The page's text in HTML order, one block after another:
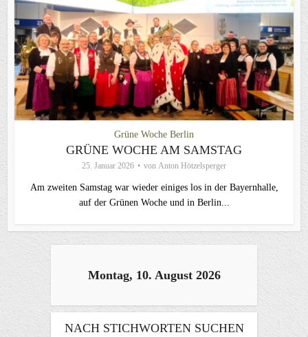
Grüne Woche Berlin
GRÜNE WOCHE AM SAMSTAG
25. Januar 2026 von Anton Hötzelsperger
Am zweiten Samstag war wieder einiges los in der Bayernhalle,
auf der Grünen Woche und in Berlin...
Montag, 10. August 2026
NACH STICHWORTEN SUCHEN